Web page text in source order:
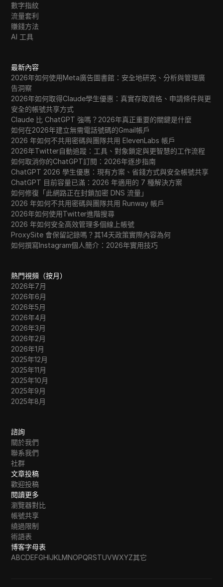
數字指紋
流量套利
賺錢方法
AI 工具
最新內容
2026年如何使用Meta廣告圖書館：安全地研究、分析與管理廣
告洞察
2026年如何取得Claude學生優惠：真實存取資格、申請條件與更
安全的帳號共享方式
Claude 比 ChatGPT 強嗎？2026年真正重要的關鍵是什麼
如何在2026年建立無需電話號碼的Gmail帳戶
2026 年如何不共用密碼與團隊共用 ElevenLabs 帳戶
2026年Twitter自動追蹤：工具、對象鎖定與更智慧的工作流程
如何取消你的ChatGPT訂閱：2026年逐步指南
ChatGPT 2026 學生優惠：現有方案、省錢方式與安全帳號共享
ChatGPT 目前容量已滿：2026 年適用的 7 種解決方案
如何修復「此網路正在封鎖加密 DNS 流量」
2026 年如何不共用密碼與團隊共用 Runway 帳戶
2026年如何使用Twitter進階搜尋
2026 年如何安全高效管理多個線上帳號
ProxySite 會保留記錄嗎？其14天政策實際內容為何
如何撰寫Instagram個人簡介：2026年實用技巧
熱門視頻（按月）
2026年7月
2026年6月
2026年5月
2026年4月
2026年3月
2026年2月
2026年1月
2025年12月
2025年11月
2025年10月
2025年9月
2025年8月
諮詢
關於我們
聯系我們
社群
文章投稿
歡迎投稿
閱讀更多
瀏覽器對比
帳號共享
繞過限制
術語表
博客字母表
ABCDEFGHIJKLMNOPQRSTUVWXYZ其它